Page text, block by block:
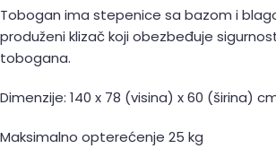
Tobogan ima stepenice sa bazom i
produženi klizač koji obezbeđuje
tobogana.
Dimenzije: 140 x 78 (visina) x 60 (širina)
Maksimalno opterećenje 25 kg